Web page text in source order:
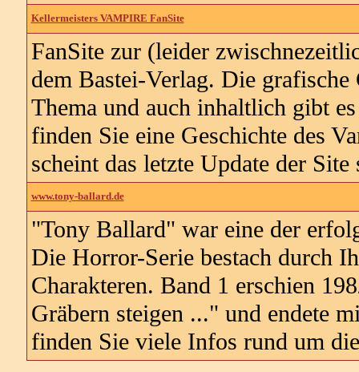
Kellermeisters VAMPIRE FanSite
FanSite zur (leider
dem Bastei-Verlag. Die
Thema und auch inhaltlich gibt
finden Sie eine Geschichte des
scheint das letzte Update der
www.tony-ballard.de
"Tony Ballard" war eine der
Die Horror-Serie bestach durch
Charakteren. Band 1 erschien
Gräbern steigen ..." und endete
finden Sie viele Infos rund um